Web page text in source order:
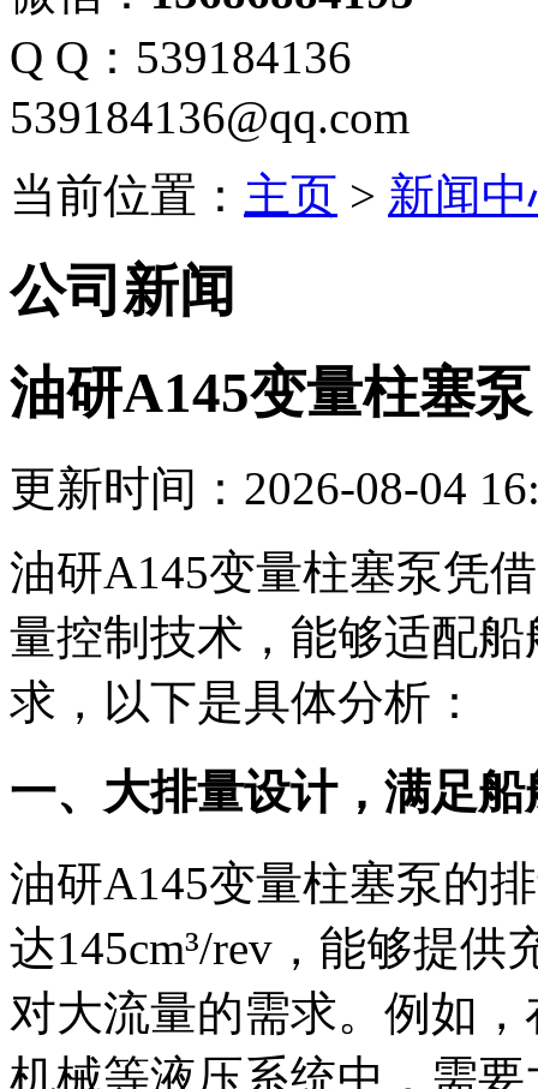
Q Q：539184136
539184136@qq.com
当前位置： 主页 > 新闻
公司新闻
油研A145变量柱塞
更新时间：2026-08-04
油研A145变量柱塞泵凭
量控制技术，能够适配
求，以下是具体分析：
一、大排量设计，满足
油研A145变量柱塞泵的
达145cm³/rev，能够提
对大流量的需求。例如
机械等液压系统中，需